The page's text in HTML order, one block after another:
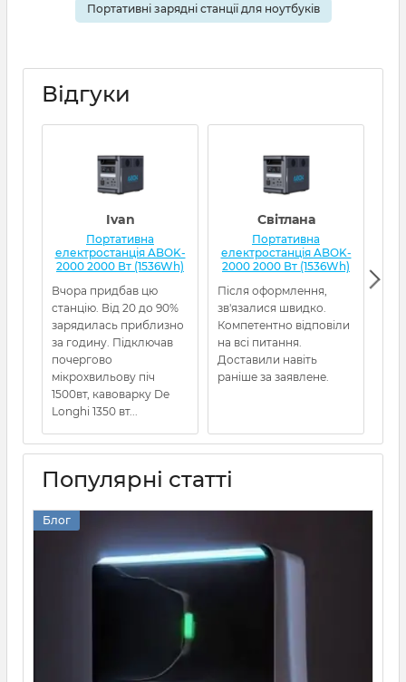
Портативні зарядні станції для ноутбуків
Відгуки
Ivan
Портативна
електростанція ABOK-
2000 2000 Вт (1536Wh)
Вчора придбав цю
станцію. Від 20 до 90%
зарядилась приблизно
за годину. Підключав
почергово
мікрохвильову піч
1500вт, кавоварку De
Longhi 1350 вт...
Світлана
Портативна
електростанція ABOK-
2000 2000 Вт (1536Wh)
Після оформлення,
зв'язалися швидко.
Компетентно відповіли
на всі питання.
Доставили навіть
раніше за заявлене.
Популярні статті
Блог